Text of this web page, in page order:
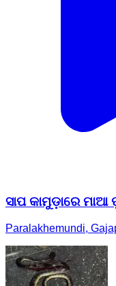
ସାପ କାମୁଡ଼ାରେ
Paralakhemundi,